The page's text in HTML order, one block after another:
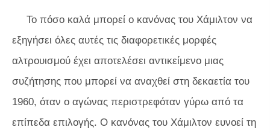
Το πόσο καλά μπορεί ο κανόνας του Χάμιλτον να
εξηγήσει όλες αυτές τις διαφορετικές μορφές
αλτρουισμού έχει αποτελέσει αντικείμενο μιας
συζήτησης που μπορεί να αναχθεί στη δεκαετία του
1960, όταν ο αγώνας περιστρεφόταν γύρω από τα
επίπεδα επιλογής. Ο κανόνας του Χάμιλτον ευνοεί τη